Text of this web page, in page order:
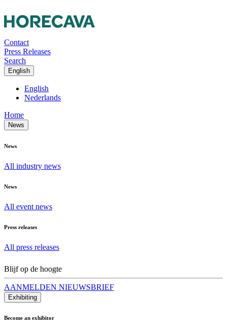
Contact
Press Releases
Search
English
English
Nederlands
Home
News
News
All industry news
News
All event news
Press releases
All press releases
Blijf op de hoogte
AANMELDEN NIEUWSBRIEF
Exhibiting
Become an exhibitor